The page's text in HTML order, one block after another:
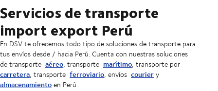
Servicios de transporte
import export Perú
En DSV te ofrecemos todo tipo de soluciones de transporte para
tus envíos desde / hacia Perú. Cuenta con nuestras soluciones
de transporte aéreo, transporte marítimo, transporte por
carretera, transporte ferroviario, envíos couriery
almacenamientoen Perú.